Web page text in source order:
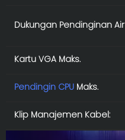
Dukungan Pendinginan Air
Kartu VGA Maks.
Pendingin CPU Maks.
Klip Manajemen Kabel: